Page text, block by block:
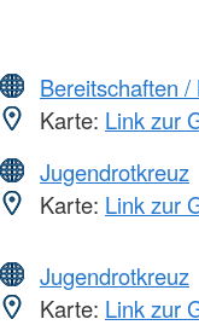
Bereitschaften
Karte: Link zur
Jugendrotkreuz
Karte: Link zur
Jugendrotkreuz
Karte: Link zur